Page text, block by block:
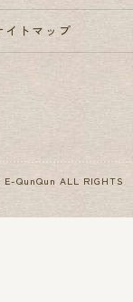
イトマップ
QunQun ALL RIGHTS